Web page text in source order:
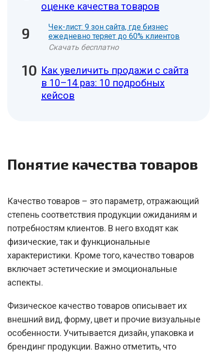
оценке качества товаров
Чек-лист: 9 зон сайта, где бизнес
ежедневно теряет до 60% клиентов
Скачать бесплатно
Как увеличить продажи с сайта
в 10–14 раз: 10 подробных
кейсов
Понятие качества товаров
Качество товаров – это параметр, отражающий
степень соответствия продукции ожиданиям и
потребностям клиентов. В него входят как
физические, так и функциональные
характеристики. Кроме того, качество товаров
включает эстетические и эмоциональные
аспекты.
Физическое качество товаров описывает их
внешний вид, форму, цвет и прочие визуальные
особенности. Учитывается дизайн, упаковка и
брендинг продукции. Важно отметить, что